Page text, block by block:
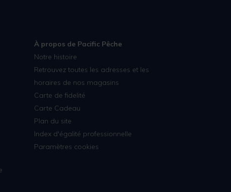
À propos de Pacific Pêche
Notre histoire
Retrouvez toutes les adresses et les
horaires de nos magasins
Carte de fidelité
Carte Cadeau
Plan du site
Index d'égalité professionnelle
Paramètres cookies